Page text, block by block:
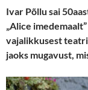
Ivar Põllu sai
„Alice
vajalikkusest
jaoks mugavust,